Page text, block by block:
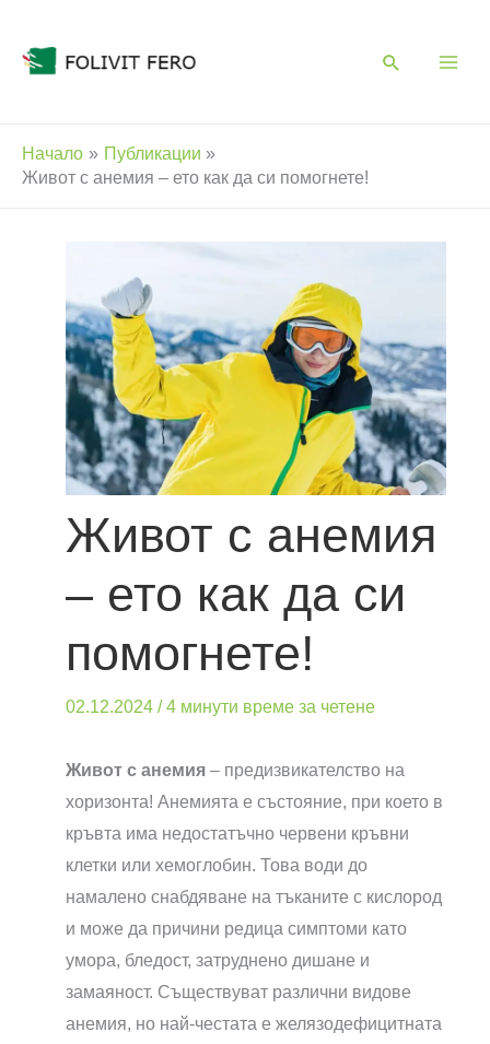
content
Начало
Публикации
Живот с анемия – ето как да си помогнете!
Живот с анемия
– ето как да си
помогнете!
02.12.2024 /4 минути време за четене
Живот с анемия – предизвикателство на
хоризонта! Анемията е състояние, при което в
кръвта има недостатъчно червени кръвни
клетки или хемоглобин. Това води до
намалено снабдяване на тъканите с кислород
и може да причини редица симптоми като
умора, бледост, затруднено дишане и
замаяност. Съществуват различни видове
анемия, но най-честата е желязодефицитната